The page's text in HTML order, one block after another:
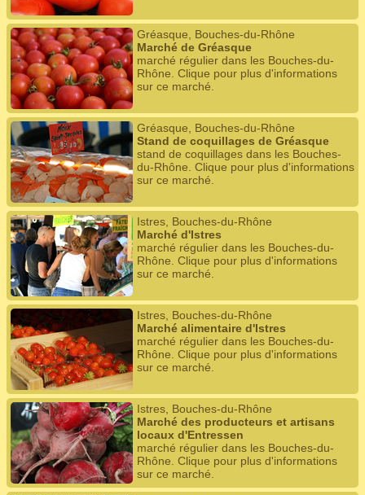
Gréasque, Bouches-du-Rhône
Marché de Gréasque
marché régulier dans les Bouches-du-
Rhône. Clique pour plus d'informations
sur ce marché.
Gréasque, Bouches-du-Rhône
Stand de coquillages de Gréasque
stand de coquillages dans les Bouches-
du-Rhône. Clique pour plus d'informations
sur ce marché.
Istres, Bouches-du-Rhône
Marché d'Istres
marché régulier dans les Bouches-du-
Rhône. Clique pour plus d'informations
sur ce marché.
Istres, Bouches-du-Rhône
Marché alimentaire d'Istres
marché régulier dans les Bouches-du-
Rhône. Clique pour plus d'informations
sur ce marché.
Istres, Bouches-du-Rhône
Marché des producteurs et artisans
locaux d'Entressen
marché régulier dans les Bouches-du-
Rhône. Clique pour plus d'informations
sur ce marché.